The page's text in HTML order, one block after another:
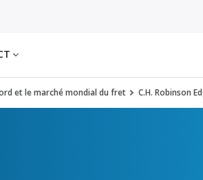
et le marché mondial du fret C.H. Robinson